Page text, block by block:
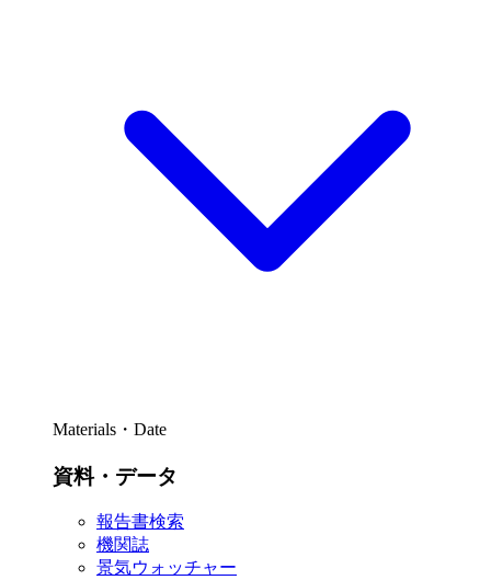
Materials・Date
資料・データ
報告書検索
機関誌
景気ウォッチャー